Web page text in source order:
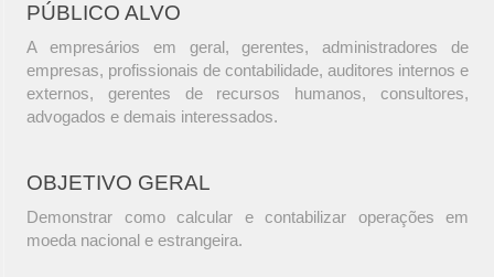
PÚBLICO ALVO
A empresários em geral, gerentes, administradores de
empresas, profissionais de contabilidade, auditores internos e
externos, gerentes de recursos humanos, consultores,
advogados e demais interessados.
OBJETIVO GERAL
Demonstrar como calcular e contabilizar operações em
moeda nacional e estrangeira.